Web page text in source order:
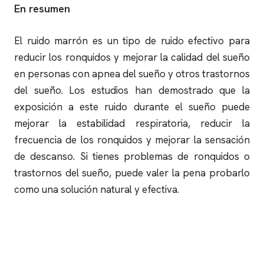
En resumen
El ruido marrón es un tipo de ruido efectivo para
reducir los ronquidos y mejorar la calidad del sueño
en personas conapnea del sueño y otros trastornos
del sueño. Los estudios han demostrado que la
exposición a este ruido durante el sueño puede
mejorar la estabilidad respiratoria, reducir la
frecuencia de los ronquidos y mejorar la sensación
de descanso. Si tienes problemas de ronquidos o
trastornos del sueño, puede valer la pena probarlo
como una solución natural y efectiva.